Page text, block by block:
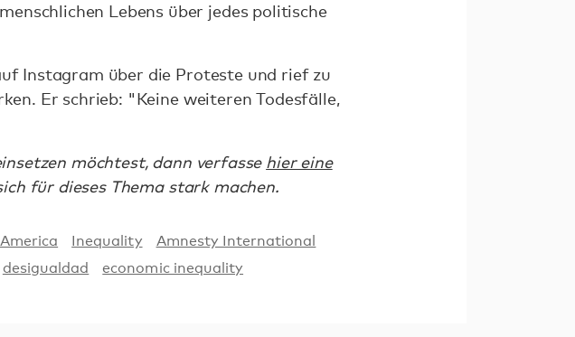
Lebens über jedes politische
Instagram über die Proteste und rief zu
Er schrieb: "Keine weiteren Todesfälle,
möchtest, dann verfasse hier eine
für dieses Thema stark machen.
Inequality
Amnesty International
desigualdad
economic inequality